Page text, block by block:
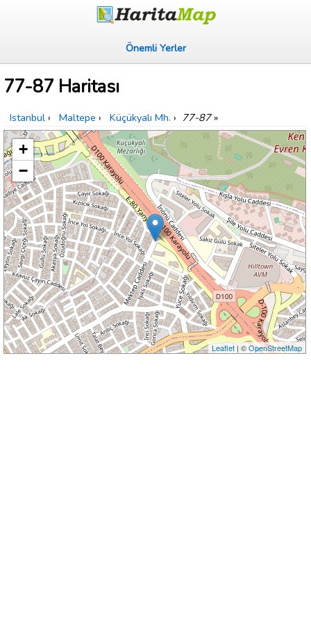
Önemli Yerler
77-87 Haritası
Istanbul › Maltepe › Küçükyalı Mh. › 77-87»
+
−
Leaflet| ©OpenStreetMap